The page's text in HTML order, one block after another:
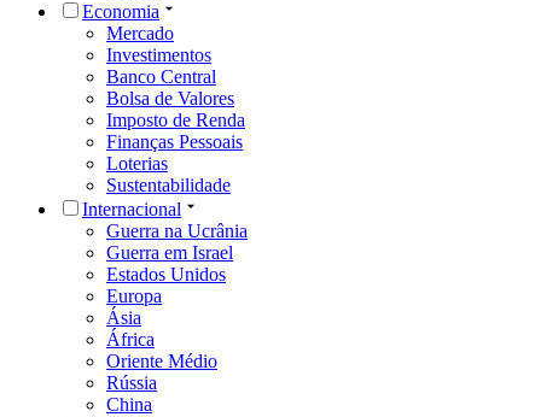
Economia
Mercado
Investimentos
Banco Central
Bolsa de Valores
Imposto de Renda
Finanças Pessoais
Loterias
Sustentabilidade
Internacional
Guerra na Ucrânia
Guerra em Israel
Estados Unidos
Europa
Ásia
África
Oriente Médio
Rússia
China